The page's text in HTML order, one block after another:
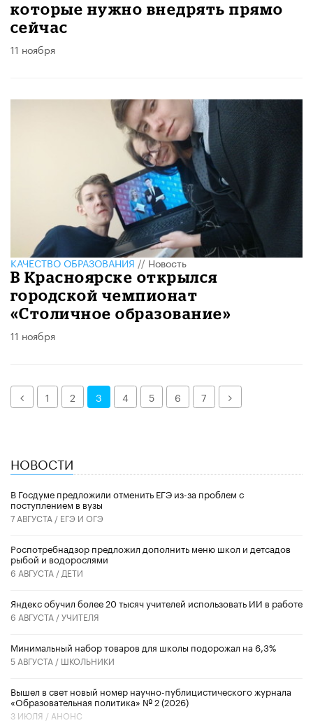
которые нужно внедрять прямо
сейчас
11 ноября
КАЧЕСТВО ОБРАЗОВАНИЯ//Новость
В Красноярске открылся
городской чемпионат
«Столичное образование»
11 ноября
Назад1 2 3 4 5 6 7 Далее
НОВОСТИ
В Госдуме предложили отменить ЕГЭ из-за проблем с
поступлением в вузы
7 АВГУСТА / ЕГЭ И ОГЭ
Роспотребнадзор предложил дополнить меню школ и детсадов
рыбой и водорослями
6 АВГУСТА / ДЕТИ
​Яндекс обучил более 20 тысяч учителей использовать ИИ в работе
6 АВГУСТА /УЧИТЕЛЯ
Минимальный набор товаров для школы подорожал на 6,3%
5 АВГУСТА / ШКОЛЬНИКИ
Вышел в свет новый номер научно-публицистического журнала
«Образовательная политика» № 2 (2026)
3 ИЮЛЯ / АНОНС